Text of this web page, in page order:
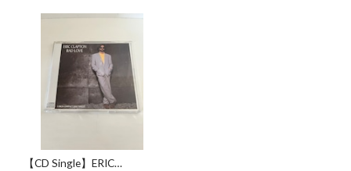
【CD Single】ERIC